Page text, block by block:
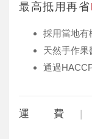
最高抵用再省
採用當地有
天然手作果
通過
運 費